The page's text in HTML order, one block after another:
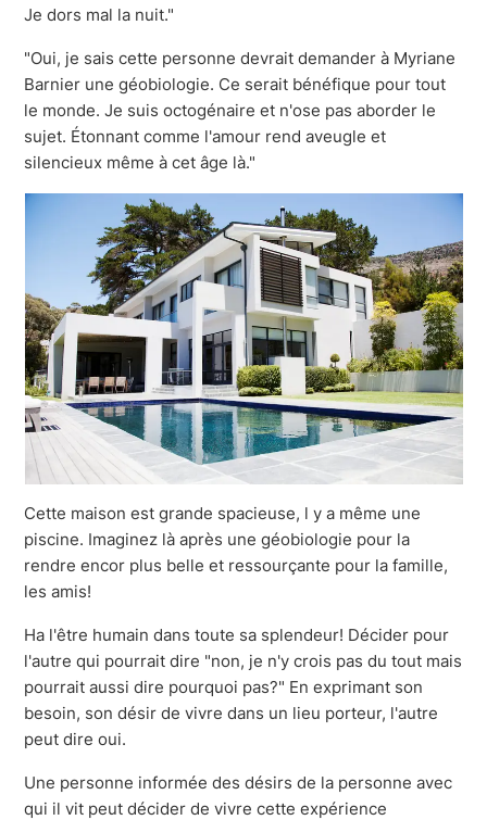
Je dors mal la nuit."
"Oui, je sais cette personne devrait demander à Myriane
Barnier une géobiologie. Ce serait bénéfique pour tout
le monde. Je suis octogénaire et n'ose pas aborder le
sujet. Étonnant comme l'amour rend aveugle et
silencieux même à cet âge là."
Cette maison est grande spacieuse, l y a même une
piscine. Imaginez là après une géobiologie pour la
rendre encor plus belle et ressourçante pour la famille,
les amis!
Ha l'être humain dans toute sa splendeur! Décider pour
l'autre qui pourrait dire "non, je n'y crois pas du tout mais
pourrait aussi dire pourquoi pas?" En exprimant son
besoin, son désir de vivre dans un lieu porteur, l'autre
peut dire oui.
Une personne informée des désirs de la personne avec
qui il vit peut décider de vivre cette expérience